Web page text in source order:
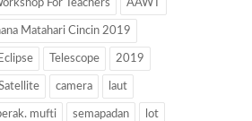
For Teachers AAWT
Matahari Cincin 2019
Telescope 2019
camera laut
mufti semapadan lot